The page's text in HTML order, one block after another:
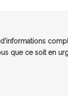
que ce soit en